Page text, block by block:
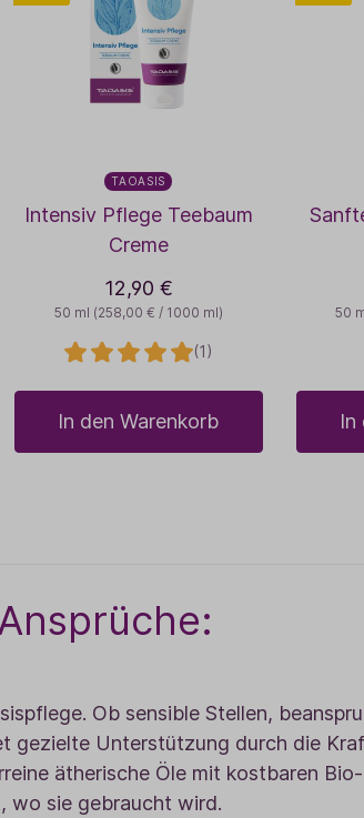
TAOASIS
Intensiv Pflege Teebaum
Creme
50 ml (258,00 € / 1000 ml)
12,90 €
(1)
In den Warenkorb
50
In
Ob sensible Stellen,
gezielte Unterstützung durch die
ätherische Öle mit kostbaren
wo sie gebraucht wird.